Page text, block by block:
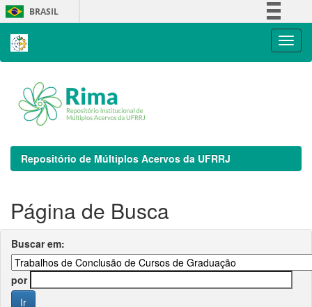
Skip
navigation
BRASIL
Repositório de Múltiplos Acervos da UFRRJ
Página de Busca
Buscar em:
por